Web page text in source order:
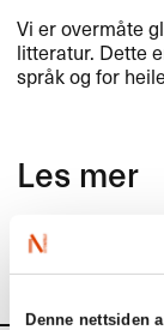
Denne nettsiden
Vi er overmåte
litteratur. Dette
språk og for
Les mer
Vi har samlet